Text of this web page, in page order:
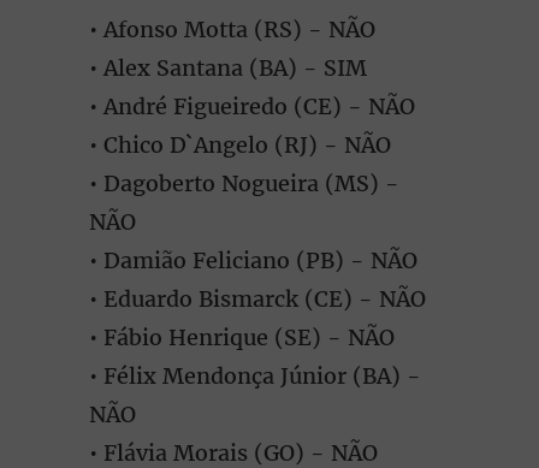
• Afonso Motta (RS) - NÃO
• Alex Santana (BA) - SIM
• André Figueiredo (CE) - NÃO
• Chico D`Angelo (RJ) - NÃO
• Dagoberto Nogueira (MS) -
NÃO
• Damião Feliciano (PB) - NÃO
• Eduardo Bismarck (CE) - NÃO
• Fábio Henrique (SE) - NÃO
• Félix Mendonça Júnior (BA) -
NÃO
• Flávia Morais (GO) - NÃO